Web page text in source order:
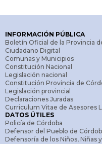
INFORMACIÓN PÚBLICA
Boletín Oficial de la Provincia
Ciudadano Digital
Comunas y Municipios
Constitución Nacional
Legislación nacional
Constitución Provincia de
Legislación provincial
Declaraciones Juradas
Curriculum Vitae de Asesores
DATOS ÚTILES
Policía de Córdoba
Defensor del Pueblo de
Defensoría de los Niños, Niñas